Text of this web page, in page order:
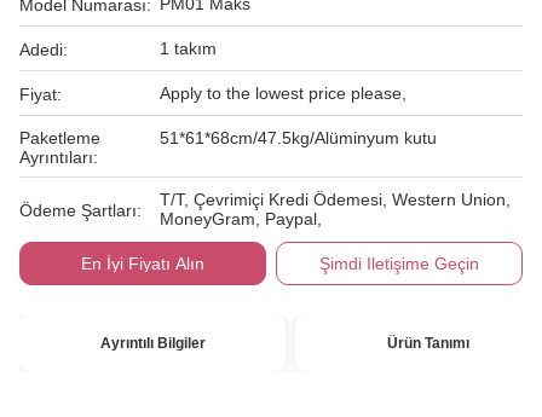
Model Numarası:
Adedi: 1 takım
Fiyat: Apply to the lowest price please,
Paketleme
Ayrıntıları:
51*61*68cm/47.5kg/Alüminyum kutu
Ödeme Şartları:
T/T, Çevrimiçi Kredi Ödemesi, Western Union,
MoneyGram, Paypal,
En İyi Fiyatı Alın Şimdi Iletişime Geçin
Ayrıntılı Bilgiler Ürün Tanımı